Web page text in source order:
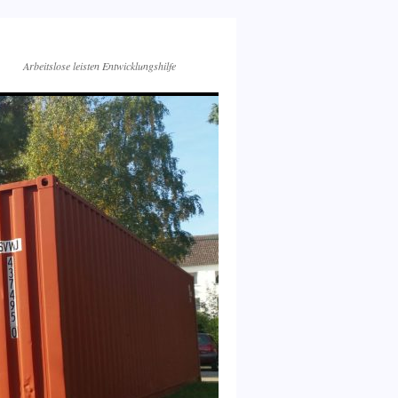
Arbeitslose leisten Entwicklungshilfe